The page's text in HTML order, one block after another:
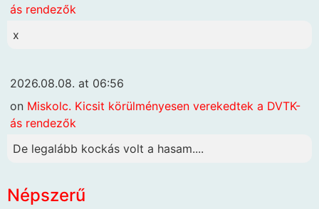
ás rendezők
x
2026.08.08. at 06:56
on Miskolc. Kicsit körülményesen verekedtek a DVTK-
ás rendezők
De legalább kockás volt a hasam....
Népszerű